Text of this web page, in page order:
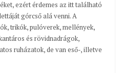
ezért érdemes az itt található
górcső alá venni. A
trikók, pulóverek, mellények,
és rövidnadrágok,
ruházatok, de van eső-, illetve